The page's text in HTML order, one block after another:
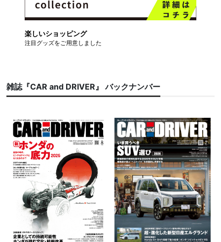
楽しいショッピング
注目グッズをご用意しました
雑誌『CAR and DRIVER』 バックナンバー